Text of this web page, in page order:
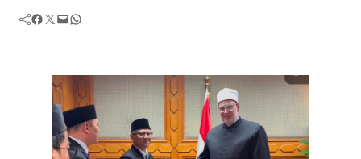
Facebook Twitter Mail WhatsApp